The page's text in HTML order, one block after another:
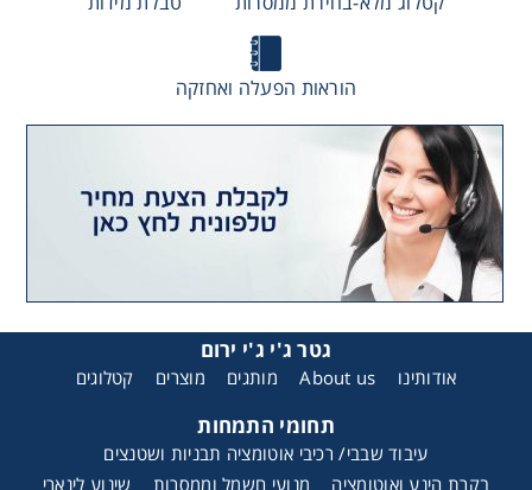
הוראות הפעלה ואחזקה
גטר ג'י ג'י ירום
אודותינו About us מותגים מוצרים קטלוגים
תחומי התמחות
עיבוד שבבי/ רכיבי אוטומציה תבניות ושטנצים
בקרת הינע ואוטומציה
מנועי חשמל וממסרות שינוע לינארי